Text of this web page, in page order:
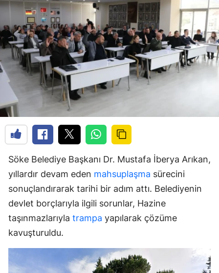
Söke Belediye Başkanı Dr. Mustafa İberya Arıkan,
yıllardır devam eden mahsuplaşma sürecini
sonuçlandırarak tarihi bir adım attı. Belediyenin
devlet borçlarıyla ilgili sorunlar, Hazine
taşınmazlarıyla trampa yapılarak çözüme
kavuşturuldu.